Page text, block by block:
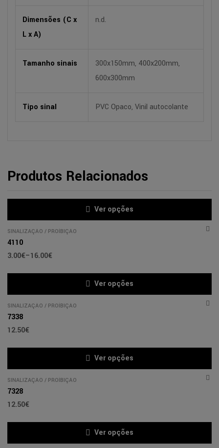
Dimensões (C x
L x A)
n.d.
Tamanho sinais
300x150mm, 400x200mm,
600x300mm
Tipo sinal PVC Opaco, Vinil autocolante
Produtos Relacionados
Ver opções
SINALIZAÇÃO / PROÍBIÇÃO
4110
3.00€–16.00€
Ver opções
SINALIZAÇÃO / PROÍBIÇÃO
7338
12.50€
Ver opções
SINALIZAÇÃO / PROÍBIÇÃO
7328
12.50€
Ver opções